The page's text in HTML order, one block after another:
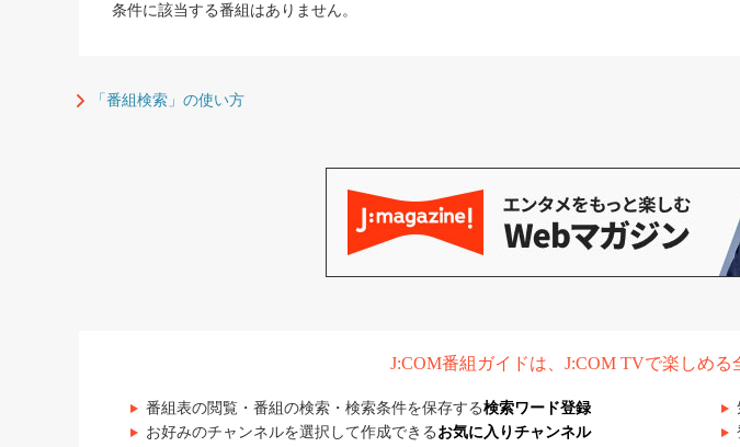
条件に該当する番組はありません。
「番組検索」の使い方
J:COM番組ガイドは、J:COM TVで楽しめ
番組表の閲覧・番組の検索・検索条件を保存する検索ワード登録
お好みのチャンネルを選択して作成できる お気に入りチャンネル